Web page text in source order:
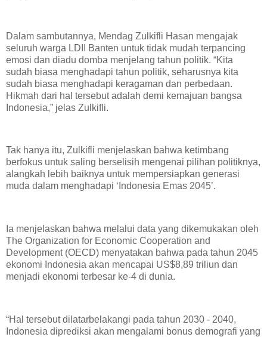
Dalam sambutannya, Mendag Zulkifli Hasan mengajak
seluruh warga LDII Banten untuk tidak mudah terpancing
emosi dan diadu domba menjelang tahun politik. “Kita
sudah biasa menghadapi tahun politik, seharusnya kita
sudah biasa menghadapi keragaman dan perbedaan.
Hikmah dari hal tersebut adalah demi kemajuan bangsa
Indonesia,” jelas Zulkifli.
Tak hanya itu, Zulkifli menjelaskan bahwa ketimbang
berfokus untuk saling berselisih mengenai pilihan politiknya,
alangkah lebih baiknya untuk mempersiapkan generasi
muda dalam menghadapi ‘Indonesia Emas 2045’.
Ia menjelaskan bahwa melalui data yang dikemukakan oleh
The Organization for Economic Cooperation and
Development (OECD) menyatakan bahwa pada tahun 2045
ekonomi Indonesia akan mencapai US$8,89 triliun dan
menjadi ekonomi terbesar ke-4 di dunia.
“Hal tersebut dilatarbelakangi pada tahun 2030 - 2040,
Indonesia diprediksi akan mengalami bonus demografi yang